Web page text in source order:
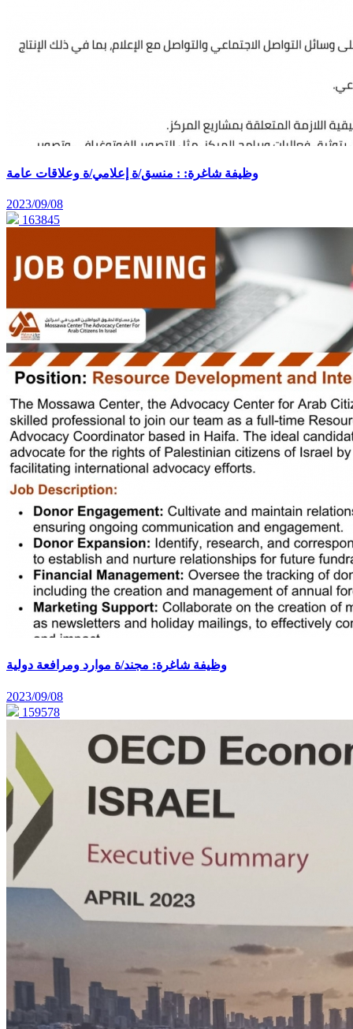
وظيفة شاغرة: : منسق/ة إعلامي/ة وعلاقات عامة
2023/09/08
163845
وظيفة شاغرة: مجند/ة موارد ومرافعة دولية
2023/09/08
159578